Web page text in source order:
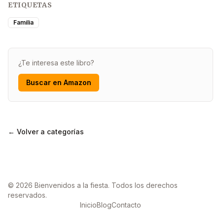
ETIQUETAS
Familia
¿Te interesa este libro?
Buscar en Amazon
← Volver a categorías
© 2026 Bienvenidos a la fiesta. Todos los derechos
reservados.
InicioBlogContacto